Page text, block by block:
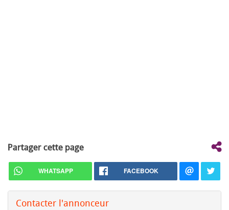
Partager cette page
WHATSAPP FACEBOOK
Contacter l'annonceur